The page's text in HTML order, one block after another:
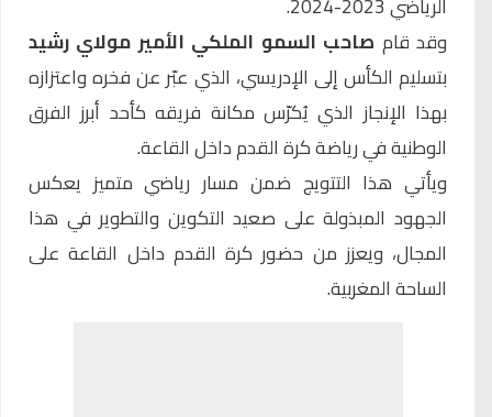
وقد قام صاحب السمو الملكي الأمير مولاي رشيد
بتسليم الكأس إلى الإدريسي، الذي عبّر عن فخره واعتزازه
بهذا الإنجاز الذي يُكرّس مكانة فريقه كأحد أبرز الفرق
الوطنية في رياضة كرة القدم داخل القاعة.
ويأتي هذا التتويج ضمن مسار رياضي متميز يعكس
الجهود المبذولة على صعيد التكوين والتطوير في هذا
المجال، ويعزز من حضور كرة القدم داخل القاعة على
الساحة المغربية.